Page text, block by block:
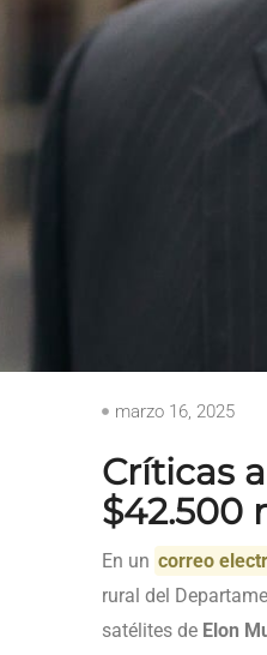
marzo 16, 2025
Críticas
$42.500
En un correo
rural del
satélites de Elon